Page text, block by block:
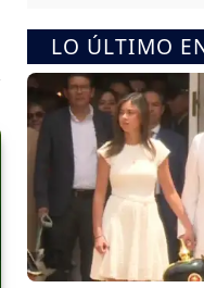
LO ÚLTIMO